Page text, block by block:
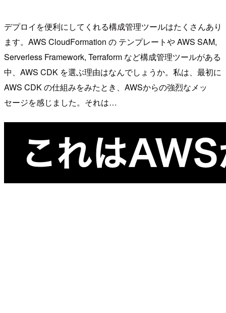
デプロイを便利にしてくれる構成管理ツールはたくさんあり
ます。AWS CloudFormation の テンプレートや AWS SAM,
Serverless Framework, Terraform など構成管理ツールがある
中、AWS CDK を選ぶ理由はなんでしょうか。私は、最初に
AWS CDK の仕組みをみたとき、AWSからの強烈なメッ
セージを感じました。それは…